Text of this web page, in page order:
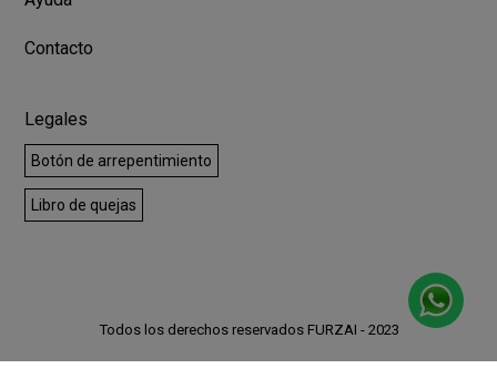
Contacto
Legales
Botón de arrepentimiento
Libro de quejas
Todos los derechos reservados FURZAI - 2023